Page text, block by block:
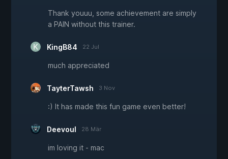
Thank youuu, some achievement are simply
a PAIN without this trainer.
KingB84 22 Jul
much appreciated
TayterTawsh 3 Nov
:) It has made this fun game even better!
Deevoul 28 Mär
im loving it - mac